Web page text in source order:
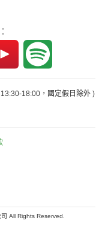
18:00，國定假日除外 )
All Rights Reserved.